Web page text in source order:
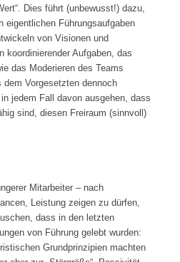
Dies führt (unbewusst!) dazu,
eigentlichen Führungsaufgaben
von Visionen und
koordinierender Aufgaben, das
das Moderieren des Teams
Vorgesetzten dennoch
jedem Fall davon ausgehen, dass
sind, diesen Freiraum (sinnvoll)
Mitarbeiter – nach
Leistung zeigen zu dürfen,
dass in den letzten
von Führung gelebt wurden:
Grundprinzipien machten